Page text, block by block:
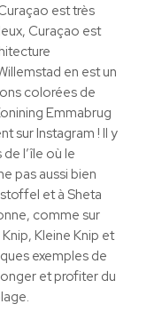
est très
Curaçao est
en est un
colorées de
Emmabrug
sur Instagram ! Il y
l’île où le
pas aussi bien
et à Sheta
comme sur
Kleine Knip et
exemples de
et profiter du